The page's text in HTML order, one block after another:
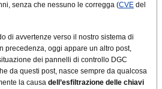
senza che nessuno le corregga (CVE del
di avvertenze verso il nostro sistema di
precedenza, oggi appare un altro post,
dei pannelli di controllo DGC
da questi post, nasce sempre da qualcosa
la causa dell’esfiltrazione delle chiavi